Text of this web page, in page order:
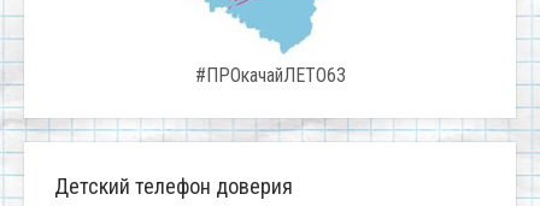
#ПРОкачайЛЕТО63
Детский телефон доверия